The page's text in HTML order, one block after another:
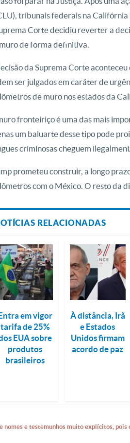
tribunais federais na
Corte decidiu reverter a
de forma definitiva.
da Suprema Corte
ser julgados em caráter de
de muro nos estados da
fronteiriço é uma das mais
um baluarte desse tipo pode
criminosas cheguem
prometeu construir, a longo
com o México. O resto da
RELACIONADAS
em vigor
tarifa de 25%
EUA sobre
produtos
brasileiros
À distância, Irã
e Estados
Unidos firmam
acordo de paz
nomes e testemunhos muito explícitos, pois